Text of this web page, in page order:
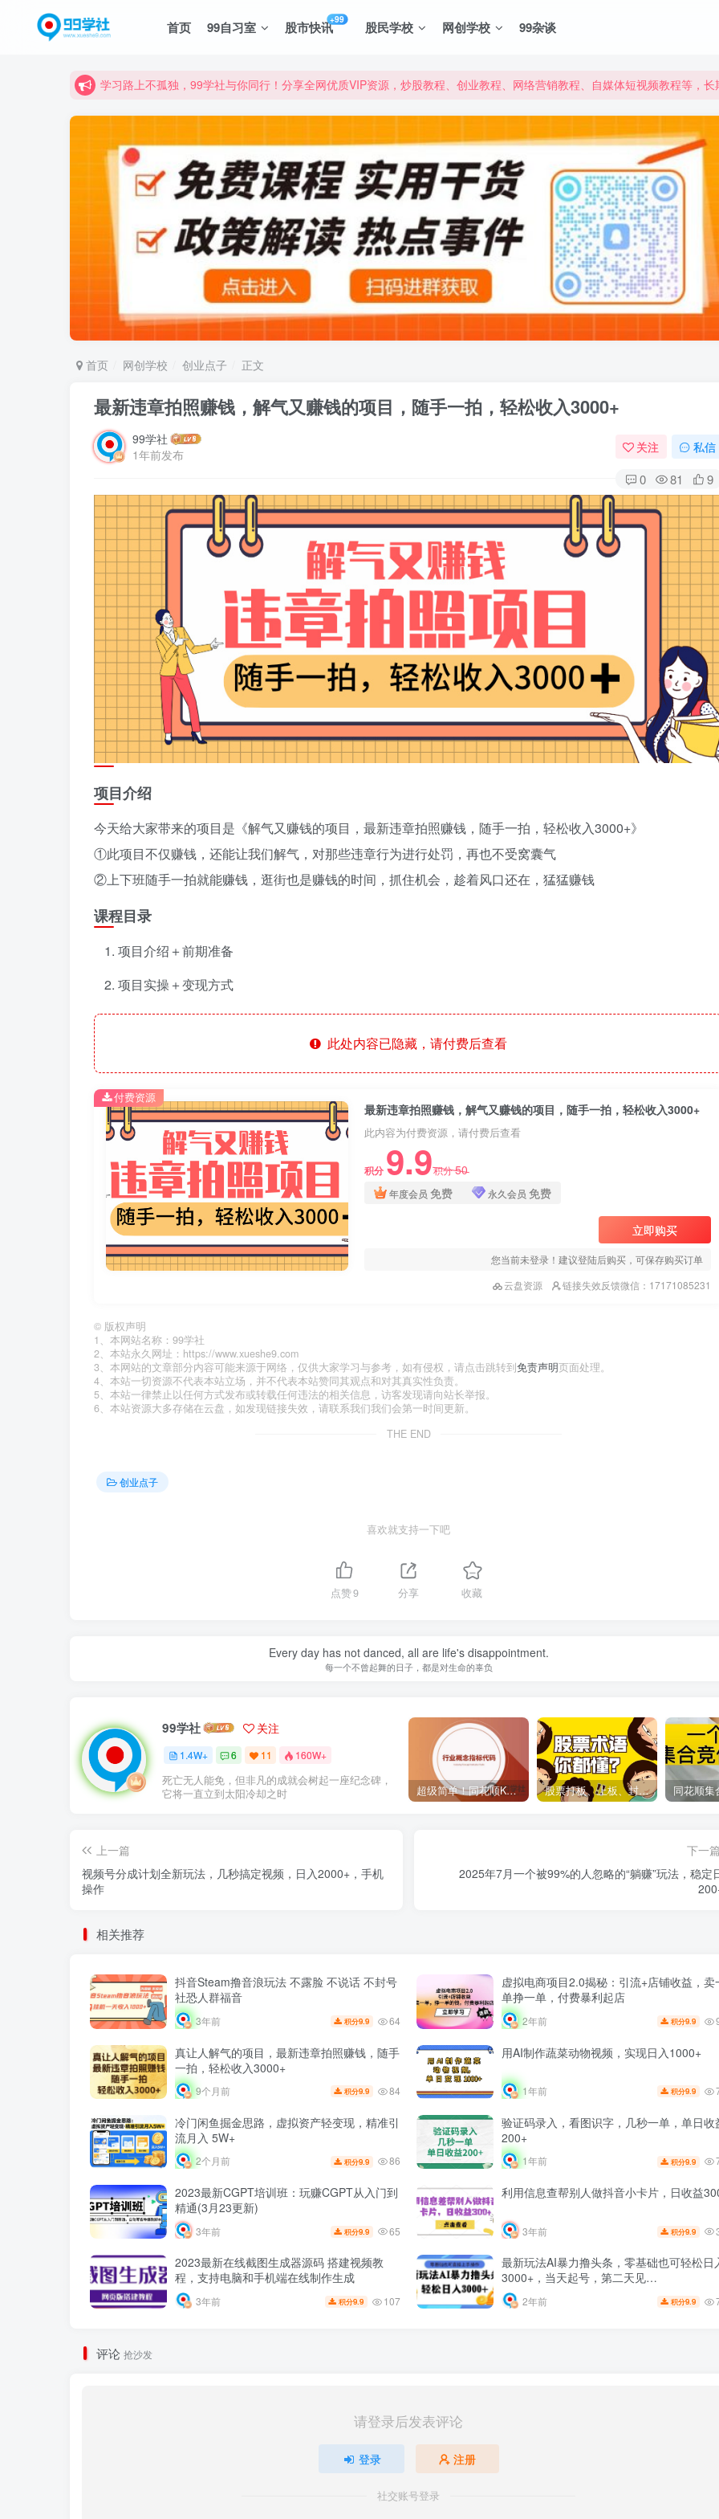
首页 99自习室 股市快讯+99 股民学校 网创学校 99杂谈
学习路上不孤独，99学社与你同行！分享全网优质VIP资源，炒股教程、创业教程、网络营销教程、自媒体短视频教程等，长
学习路上不孤独，99学社与你同行！分享全网优质VIP资源，炒股教程、创业教程、网络营销教程、自媒体短视频教程等，长
首页 网创学校 创业点子 正文
最新违章拍照赚钱，解气又赚钱的项目，随手一拍，轻松收入3000+
99学社
1年前发布
关注 私信
0 81 9
项目介绍
今天给大家带来的项目是《解气又赚钱的项目，最新违章拍照赚钱，随手一拍，轻松收入3000+》
①此项目不仅赚钱，还能让我们解气，对那些违章行为进行处罚，再也不受窝囊气
②上下班随手一拍就能赚钱，逛街也是赚钱的时间，抓住机会，趁着风口还在，猛猛赚钱
课程目录
项目介绍＋前期准备
项目实操＋变现方式
此处内容已隐藏，请付费后查看
最新违章拍照赚钱，解气又赚钱的项目，随手一拍，轻松收入3000+
此内容为付费资源，请付费后查看
积分 9.9积分50
年度会员 免费 永久会员 免费
立即购买
您当前未登录！建议登陆后购买，可保存购买订单
云盘资源
链接失效反馈微信：17171085231
付费资源
© 版权声明
1、本网站名称：99学社
2、本站永久网址：https://www.xueshe9.com
3、本网站的文章部分内容可能来源于网络，仅供大家学习与参考，如有侵权，请点击跳转到免责声明页面处理。
4、本站一切资源不代表本站立场，并不代表本站赞同其观点和对其真实性负责。
5、本站一律禁止以任何方式发布或转载任何违法的相关信息，访客发现请向站长举报。
6、本站资源大多存储在云盘，如发现链接失效，请联系我们我们会第一时间更新。
THE END
创业点子
喜欢就支持一下吧
点赞9 分享 收藏
Every day has not danced, all are life's disappointment.
每一个不曾起舞的日子，都是对生命的辜负
99学社 关注
1.4W+ 6 11 160W+
死亡无人能免，但非凡的成就会树起一座纪念碑，
它将一直立到太阳冷却之时
超级简单！同花顺K线界面显示行业概念指标代码图解 股票打板、上板、封板、翘板、炸板是什么意思？炒股你必须懂的暗语！
上一篇
视频号分成计划全新玩法，几秒搞定视频，日入2000+，手机
操作
下一篇
2025年7月一个被99%的人忽略的“躺赚”玩法，稳定
相关推荐
抖音Steam撸音浪玩法 不露脸 不说话 不封号
社恐人群福音
3年前 积分9.9 64
虚拟电商项目2.0揭秘：引流+店铺收益，卖
单挣一单，付费暴利起店
2年前 积分9.9
真让人解气的项目，最新违章拍照赚钱，随手
一拍，轻松收入3000+
9个月前 积分9.9 84
用AI制作蔬菜动物视频，实现日入1000+
1年前 积分9.9
冷门闲鱼掘金思路，虚拟资产轻变现，精准引
流月入 5W+
2个月前 积分9.9 86
验证码录入，看图识字，几秒一单，单日收
200+
1年前 积分9.9
2023最新CGPT培训班：玩赚CGPT从入门到
精通(3月23更新)
3年前 积分9.9 65
利用信息查帮别人做抖音小卡片，日收益
3年前 积分9.9
2023最新在线截图生成器源码 搭建视频教
程，支持电脑和手机端在线制作生成
3年前 积分9.9 107
最新玩法AI暴力撸头条，零基础也可轻松日
3000+，当天起号，第二天见…
2年前 积分9.9
评论 抢沙发
请登录后发表评论
登录 注册
社交账号登录